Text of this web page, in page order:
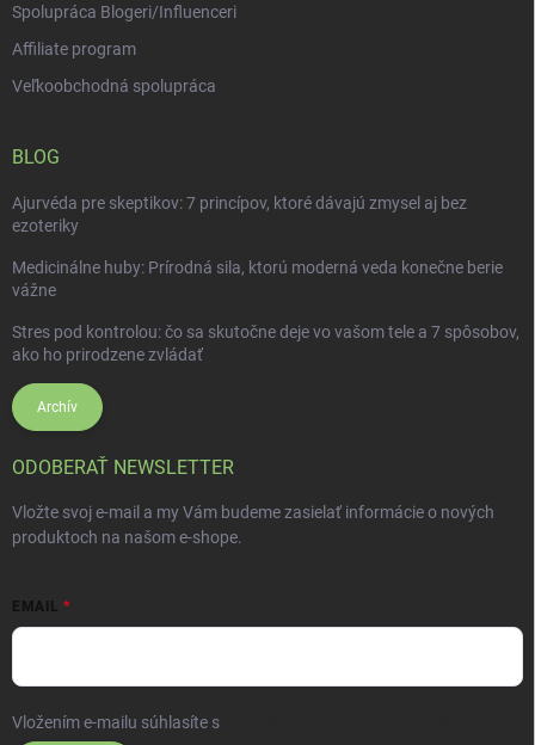
Spolupráca Blogeri/Influenceri
Affiliate program
Veľkoobchodná spolupráca
BLOG
Ajurvéda pre skeptikov: 7 princípov, ktoré dávajú zmysel aj bez
ezoteriky
Medicinálne huby: Prírodná sila, ktorú moderná veda konečne berie
vážne
Stres pod kontrolou: čo sa skutočne deje vo vašom tele a 7 spôsobov,
ako ho prirodzene zvládať
Archív
ODOBERAŤ NEWSLETTER
Vložte svoj e-mail a my Vám budeme zasielať informácie o nových
produktoch na našom e-shope.
EMAIL
Vložením e-mailu súhlasíte s